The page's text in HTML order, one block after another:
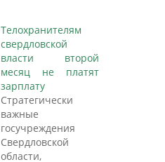
Телохранителям
свердловской
власти второй
месяц не платят
зарплату
Стратегически
важные
госучреждения
Свердловской
области,